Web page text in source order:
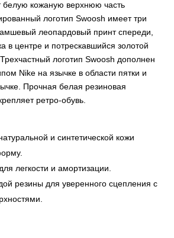
белую кожаную верхнюю часть
логотип Swoosh имеет три
леопардовый принт спереди,
в центре и потрескавшийся золотой
логотип Swoosh дополнен
Nike на язычке в области пятки и
Прочная белая резиновая
ретро-обувь.
и синтетической кожи
легкости и амортизации.
резины для уверенного сцепления с